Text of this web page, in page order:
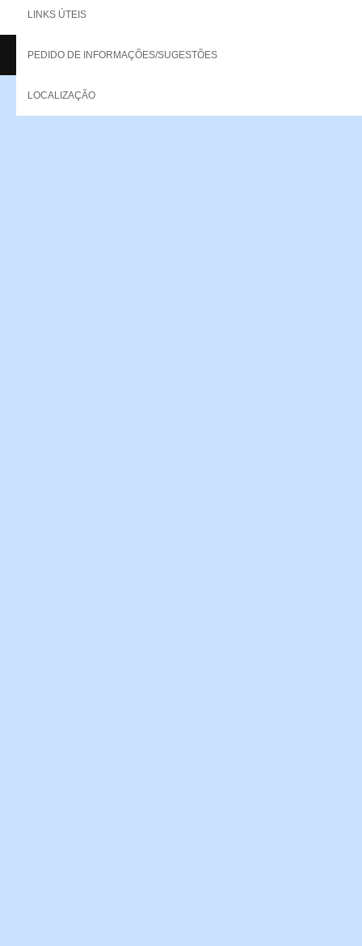
LINKS ÚTEIS
PEDIDO DE INFORMAÇÕES/SUGESTÕES
LOCALIZAÇÃO
Copyright - 2013 NERPOR. All rights reserved.